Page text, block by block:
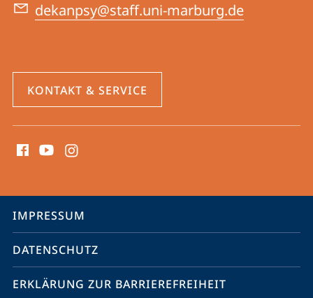
dekanpsy@staff.uni-marburg.de
KONTAKT & SERVICE
Media
Service-
Navigation
IMPRESSUM
DATENSCHUTZ
ERKLÄRUNG ZUR BARRIEREFREIHEIT